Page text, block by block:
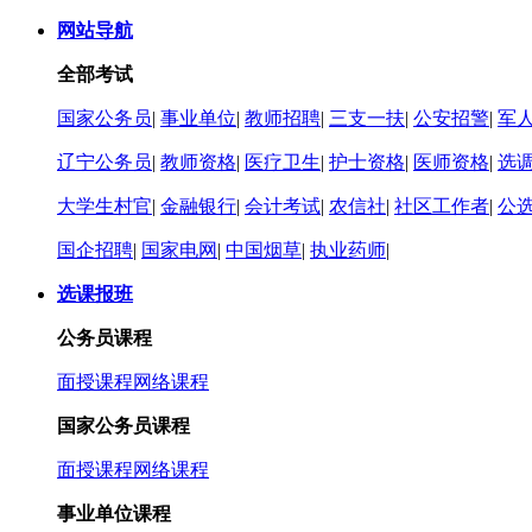
网站导航
全部考试
国家公务员| 事业单位| 教师招聘| 三支一扶| 公安招警| 军
辽宁公务员| 教师资格| 医疗卫生| 护士资格| 医师资格| 选
大学生村官| 金融银行| 会计考试| 农信社| 社区工作者| 公
国企招聘| 国家电网 | 中国烟草| 执业药师|
选课报班
公务员课程
面授课程网络课程
国家公务员课程
面授课程网络课程
事业单位课程